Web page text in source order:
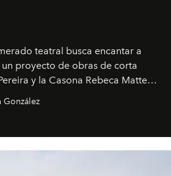
teatral busca encantar a
proyecto de obras de corta
y la Casona Rebeca Matte
en escena son limpias; ponen el
González